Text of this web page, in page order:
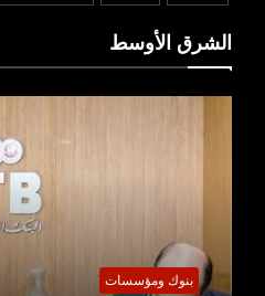
الشرق الأوسط
بنوك ومؤسسات